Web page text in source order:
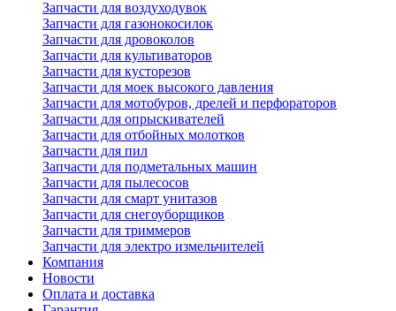
Запчасти для воздуходувок
Запчасти для газонокосилок
Запчасти для дровоколов
Запчасти для культиваторов
Запчасти для кусторезов
Запчасти для моек высокого давления
Запчасти для мотобуров, дрелей и перфораторов
Запчасти для опрыскивателей
Запчасти для отбойных молотков
Запчасти для пил
Запчасти для подметальных машин
Запчасти для пылесосов
Запчасти для смарт унитазов
Запчасти для снегоуборщиков
Запчасти для триммеров
Запчасти для электро измельчителей
Компания
Новости
Оплата и доставка